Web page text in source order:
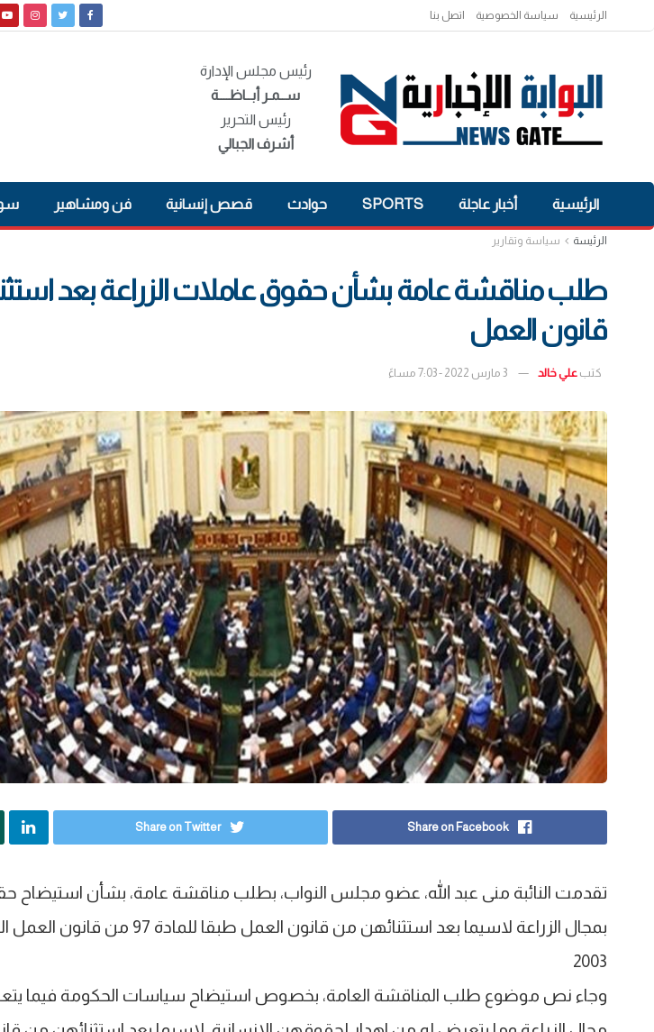
الرئيسية سياسة الخصوصية اتصل بنا
رئيس مجلس الإدارة
ســمـر أبــاظــــة
رئيس التحرير
أشرف الجبالي
الرئيسية أخبار عاجلة SPORTS حوادث قصص إنسانية فن ومشاهير
الرئيسة سياسة وتقارير
طلب مناقشة عامة بشأن حقوق عاملات الزراعة بعد
قانون العمل
كتب علي خالد 3 مارس 2022 - 7:03 مساءً
Share on Facebook
Share on Twitter
تقدمت النائبة منى عبد الله، عضو مجلس النواب، بطلب مناقشة عامة، بشأن استيضاح
2003
وجاء نص موضوع طلب المناقشة العامة، بخصوص استيضاح سياسات الحكومة فيما